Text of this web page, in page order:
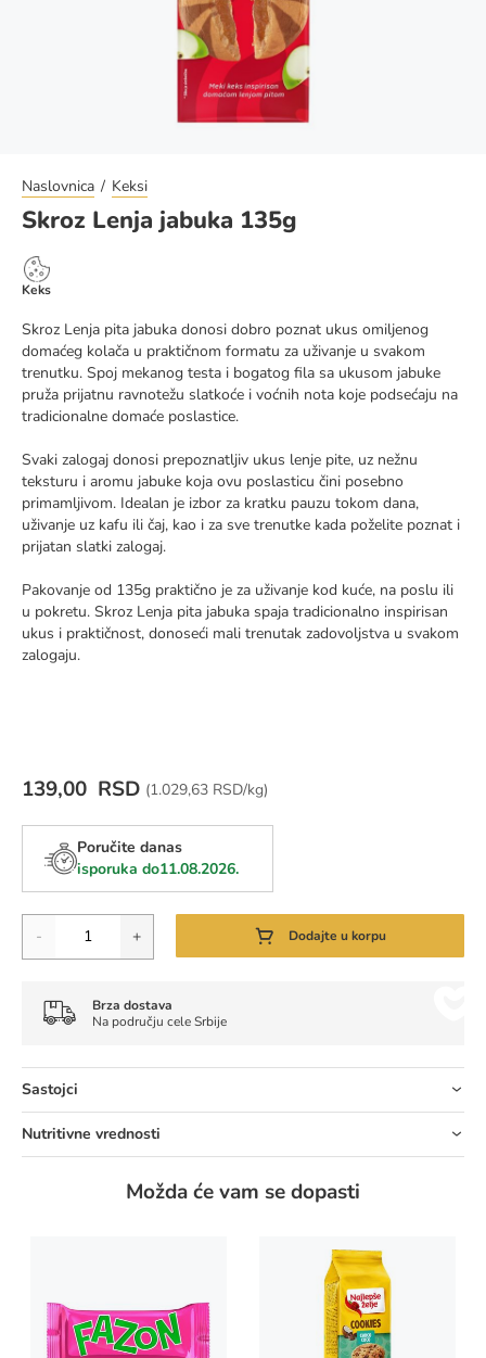
Naslovnica Keksi
Skroz Lenja jabuka 135g
Keks
Skroz Lenja pita jabuka donosi dobro poznat ukus omiljenog
domaćeg kolača u praktičnom formatu za uživanje u svakom
trenutku. Spoj mekanog testa i bogatog fila sa ukusom jabuke
pruža prijatnu ravnotežu slatkoće i voćnih nota koje podsećaju na
tradicionalne domaće poslastice.
Svaki zalogaj donosi prepoznatljiv ukus lenje pite, uz nežnu
teksturu i aromu jabuke koja ovu poslasticu čini posebno
primamljivom. Idealan je izbor za kratku pauzu tokom dana,
uživanje uz kafu ili čaj, kao i za sve trenutke kada poželite poznat i
prijatan slatki zalogaj.
Pakovanje od 135g praktično je za uživanje kod kuće, na poslu ili
u pokretu. Skroz Lenja pita jabuka spaja tradicionalno inspirisan
ukus i praktičnost, donoseći mali trenutak zadovoljstva u svakom
zalogaju.
139,00 RSD (Cena za jedinicu mere:
1.029,63 RSD/kg)
Poručite danas
isporuka do11.08.2026.
- + Dodajte u korpu
Brza dostava
Na području cele Srbije
Sastojci
Nutritivne vrednosti
Možda će vam se dopasti